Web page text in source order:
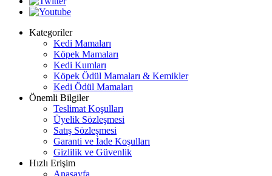
Kategoriler
Kedi Mamaları
Köpek Mamaları
Kedi Kumları
Köpek Ödül Mamaları & Kemikler
Kedi Ödül Mamaları
Önemli Bilgiler
Teslimat Koşulları
Üyelik Sözleşmesi
Satış Sözleşmesi
Garanti ve İade Koşulları
Gizlilik ve Güvenlik
Hızlı Erişim
Anasayfa